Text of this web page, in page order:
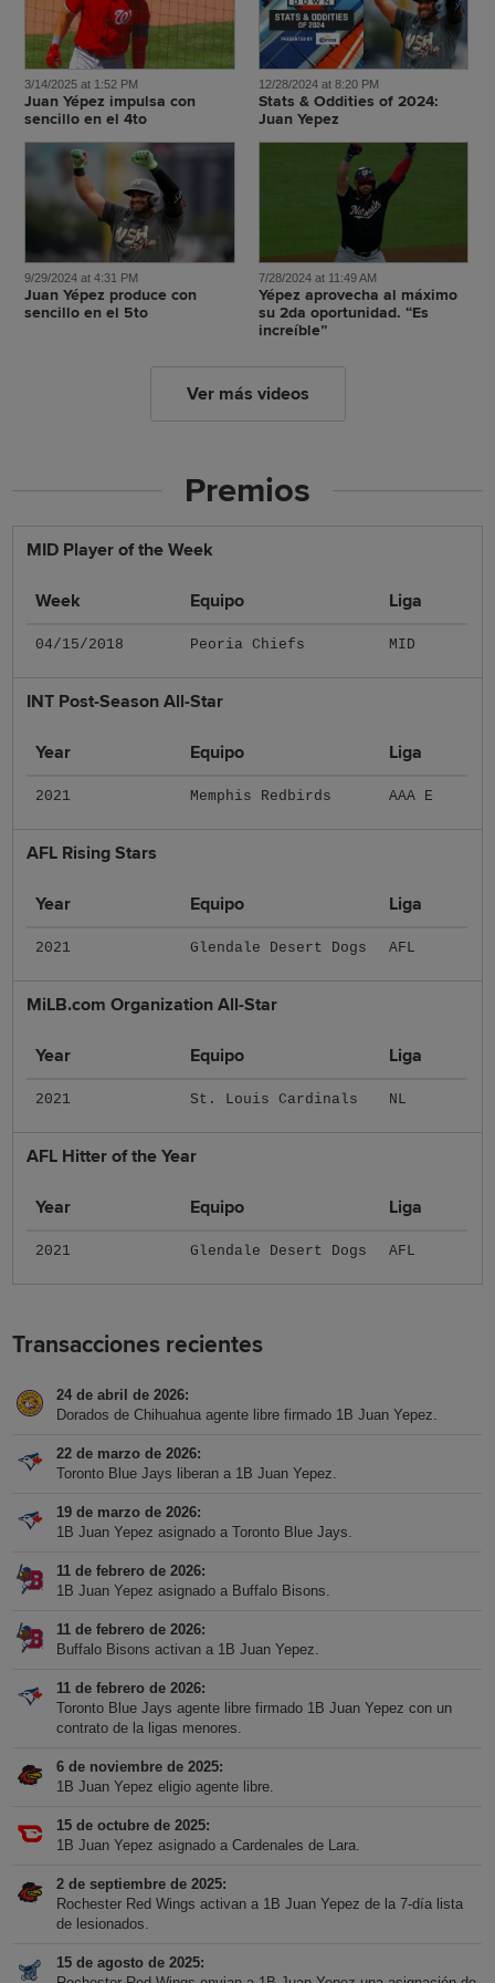
3/14/2025 at 1:52 PM
Juan Yépez impulsa con
sencillo en el 4to
12/28/2024 at 8:20 PM
Stats & Oddities of 2024:
Juan Yepez
9/29/2024 at 4:31 PM
Juan Yépez produce con
sencillo en el 5to
7/28/2024 at 11:49 AM
Yépez aprovecha al máximo
su 2da oportunidad. “Es
increíble”
Ver más videos
Premios
MID Player of the Week
Week Equipo Liga
04/15/2018 Peoria Chiefs MID
INT Post-Season All-Star
Year Equipo Liga
2021 Memphis Redbirds AAA E
AFL Rising Stars
Year Equipo Liga
2021 Glendale Desert Dogs AFL
MiLB.com Organization All-Star
Year Equipo Liga
2021 St. Louis Cardinals NL
AFL Hitter of the Year
Year Equipo Liga
2021 Glendale Desert Dogs AFL
Transacciones recientes
24 de abril de 2026
Dorados de Chihuahua agente libre firmado 1B Juan Yepez.
22 de marzo de 2026
Toronto Blue Jays liberan a 1B Juan Yepez.
19 de marzo de 2026
1B Juan Yepez asignado a Toronto Blue Jays.
11 de febrero de 2026
1B Juan Yepez asignado a Buffalo Bisons.
11 de febrero de 2026
Buffalo Bisons activan a 1B Juan Yepez.
11 de febrero de 2026
Toronto Blue Jays agente libre firmado 1B Juan Yepez con un
contrato de la ligas menores.
6 de noviembre de 2025
1B Juan Yepez eligio agente libre.
15 de octubre de 2025
1B Juan Yepez asignado a Cardenales de Lara.
2 de septiembre de 2025
Rochester Red Wings activan a 1B Juan Yepez de la 7-día lista
de lesionados.
15 de agosto de 2025